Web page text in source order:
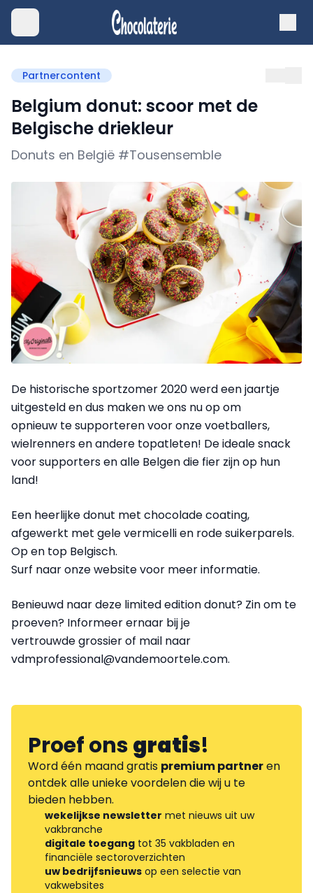
Partnercontent
Belgium donut: scoor met de
Belgische driekleur
Donuts en België #Tousensemble
De historische sportzomer 2020 werd een jaartje
uitgesteld en dus maken we ons nu op om
opnieuw te supporteren voor onze voetballers,
wielrenners en andere topatleten! De ideale snack
voor supporters en alle Belgen die fier zijn op hun
land!
Een heerlijke donut met chocolade coating,
afgewerkt met gele vermicelli en rode suikerparels.
Op en top Belgisch.
Surf naar onze website voor meer informatie.
Benieuwd naar deze limited edition donut? Zin om te
proeven? Informeer ernaar bij je
vertrouwde grossier of mail naar
vdmprofessional@vandemoortele.com.
Proef onsgratis!
Word één maand gratis premium partneren
ontdek alle unieke voordelen die wij u te
bieden hebben.
wekelijkse newsletter met nieuws uit uw
vakbranche
digitale toegang tot 35 vakbladen en
financiële sectoroverzichten
uw bedrijfsnieuws op een selectie van
vakwebsites